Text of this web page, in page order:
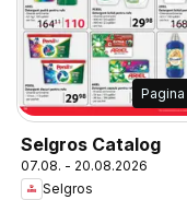
Pagina
Selgros Catalog
07.08. - 20.08.2026
Selgros